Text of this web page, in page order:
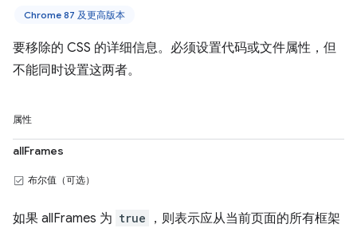
Chrome 87 及更高版本
要移除的 CSS 的详细信息。必须设置代码或文件属性，但
不能同时设置这两者。
属性
allFrames
布尔值（可选）
如果 allFrames 为 true
，则表示应从当前页面的所有框架